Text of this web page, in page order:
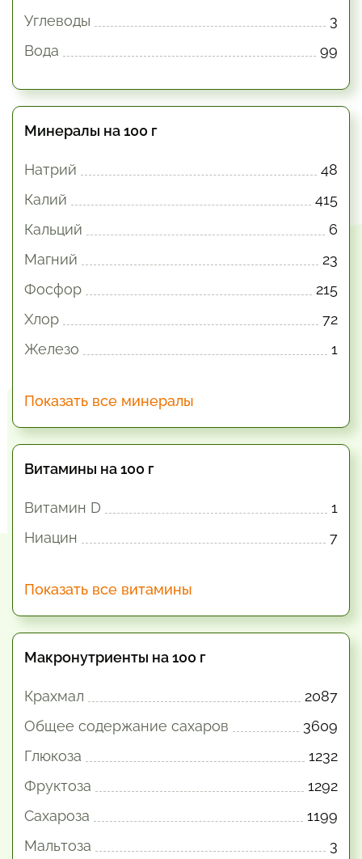
Углеводы
3
Вода
99
Минералы на 100 г
Натрий
48
Калий
415
Кальций
6
Магний
23
Фосфор
215
Хлор
72
Железо
1
Показать все минералы
Витамины на 100 г
Витамин D
1
Ниацин
7
Показать все витамины
Макронутриенты на 100 г
Крахмал
2087
Общее содержание сахаров
3609
Глюкоза
1232
Фруктоза
1292
Сахароза
1199
Мальтоза
3